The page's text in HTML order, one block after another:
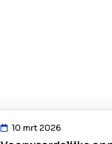
10 mrt 2026